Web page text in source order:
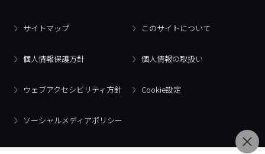
サイトマップ このサイトについて
個人情報保護方針 個人情報の取扱い
ウェブアクセシビリティ方針 Cookie設定
ソーシャルメディアポリシー